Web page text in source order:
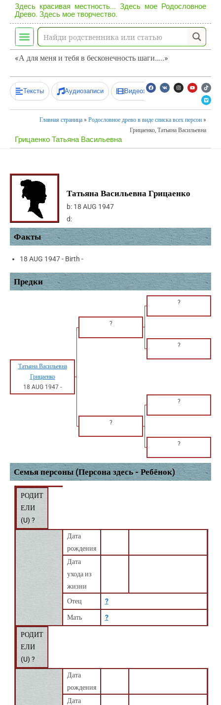
Здесь красивая местность... Здесь мое Родословное
Древо. Здесь мое творчество.
«А для меня и тебя в бесконечность шаги…..»
Тексты Аудиозаписи Видеозаписи
Главная страница » Родословное древо в виде списка всех персон »
Грицаенко, Татьяна Васильевна
Грицаенко Татьяна Васильевна
Татьяна Васильевна Грицаенко
b: 18 AUG 1947
d:
Факты
18 AUG 1947 - Birth -
Предки
?
?
?
Татьяна Васильевна
Грицаенко
18 AUG 1947 -
?
?
?
Семья персоны (Персона здесь - Ребёнок)
РОДИТ
ЕЛИ
(U) ?
Дата
рождения
Дата
ухода из
жизни
Отец
?
Мать ?
РОДИТ
ЕЛИ
(U) ?
Дата
рождения
Дата